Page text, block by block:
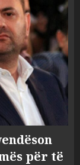
për të